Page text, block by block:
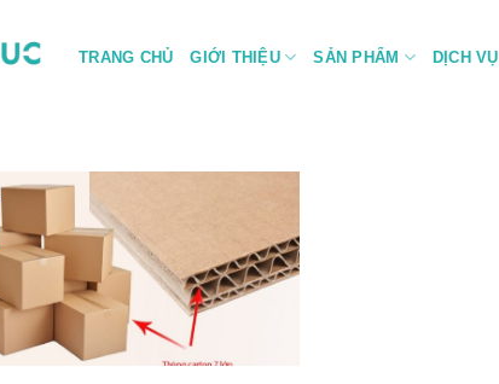
TRANG CHỦ GIỚI THIỆU SẢN PHẨM DỊCH VỤ